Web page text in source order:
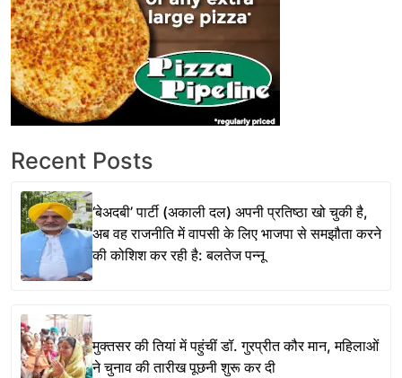
Recent Posts
‘बेअदबी’ पार्टी (अकाली दल) अपनी प्रतिष्ठा खो चुकी है,
अब वह राजनीति में वापसी के लिए भाजपा से समझौता करने
की कोशिश कर रही है: बलतेज पन्नू
मुक्तसर की तियां में पहुंचीं डॉ. गुरप्रीत कौर मान, महिलाओं
ने चुनाव की तारीख पूछनी शुरू कर दी